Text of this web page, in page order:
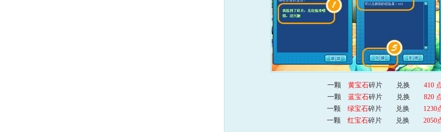
一颗 黄宝石碎片 兑换 410
一颗 蓝宝石碎片 兑换 820
一颗 绿宝石碎片 兑换 1230
一颗 红宝石碎片 兑换 2050